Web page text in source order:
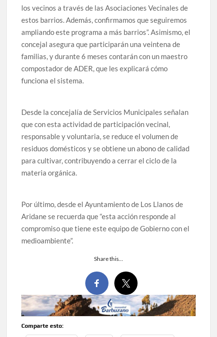
los vecinos a través de las Asociaciones Vecinales de
estos barrios. Además, confirmamos que seguiremos
ampliando este programa a más barrios”. Asimismo, el
concejal asegura que participarán una veintena de
familias, y durante 6 meses contarán con un maestro
compostador de ADER, que les explicará cómo
funciona el sistema.
Desde la concejalía de Servicios Municipales señalan
que con esta actividad de participación vecinal,
responsable y voluntaria, se reduce el volumen de
residuos domésticos y se obtiene un abono de calidad
para cultivar, contribuyendo a cerrar el ciclo de la
materia orgánica.
Por último, desde el Ayuntamiento de Los Llanos de
Aridane se recuerda que “esta acción responde al
compromiso que tiene este equipo de Gobierno con el
medioambiente”.
Share this…
Comparte esto: